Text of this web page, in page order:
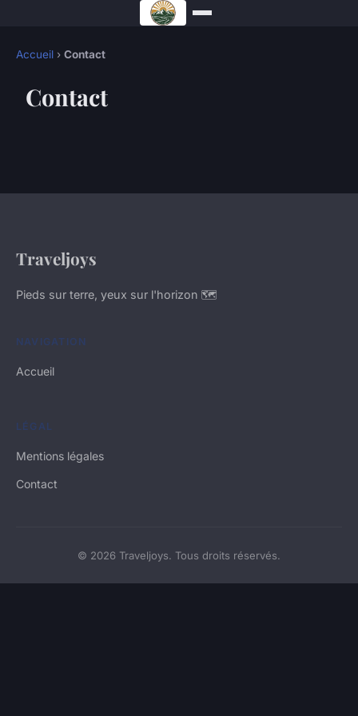
Accueil › Contact
Contact
Traveljoys
Pieds sur terre, yeux sur l'horizon 🗺️
NAVIGATION
Accueil
LÉGAL
Mentions légales
Contact
© 2026 Traveljoys. Tous droits réservés.